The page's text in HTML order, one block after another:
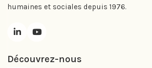
humaines et sociales depuis 1976.
Découvrez-nous